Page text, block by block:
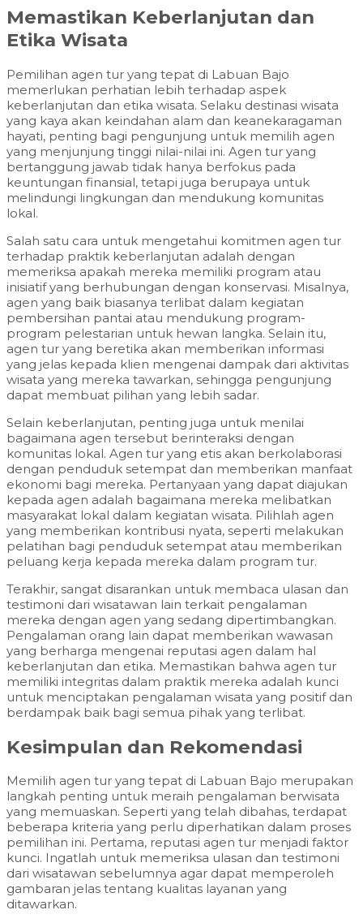
Memastikan Keberlanjutan dan
Etika Wisata
Pemilihan agen tur yang tepat di Labuan Bajo
memerlukan perhatian lebih terhadap aspek
keberlanjutan dan etika wisata. Selaku destinasi wisata
yang kaya akan keindahan alam dan keanekaragaman
hayati, penting bagi pengunjung untuk memilih agen
yang menjunjung tinggi nilai-nilai ini. Agen tur yang
bertanggung jawab tidak hanya berfokus pada
keuntungan finansial, tetapi juga berupaya untuk
melindungi lingkungan dan mendukung komunitas
lokal.
Salah satu cara untuk mengetahui komitmen agen tur
terhadap praktik keberlanjutan adalah dengan
memeriksa apakah mereka memiliki program atau
inisiatif yang berhubungan dengan konservasi. Misalnya,
agen yang baik biasanya terlibat dalam kegiatan
pembersihan pantai atau mendukung program-
program pelestarian untuk hewan langka. Selain itu,
agen tur yang beretika akan memberikan informasi
yang jelas kepada klien mengenai dampak dari aktivitas
wisata yang mereka tawarkan, sehingga pengunjung
dapat membuat pilihan yang lebih sadar.
Selain keberlanjutan, penting juga untuk menilai
bagaimana agen tersebut berinteraksi dengan
komunitas lokal. Agen tur yang etis akan berkolaborasi
dengan penduduk setempat dan memberikan manfaat
ekonomi bagi mereka. Pertanyaan yang dapat diajukan
kepada agen adalah bagaimana mereka melibatkan
masyarakat lokal dalam kegiatan wisata. Pilihlah agen
yang memberikan kontribusi nyata, seperti melakukan
pelatihan bagi penduduk setempat atau memberikan
peluang kerja kepada mereka dalam program tur.
Terakhir, sangat disarankan untuk membaca ulasan dan
testimoni dari wisatawan lain terkait pengalaman
mereka dengan agen yang sedang dipertimbangkan.
Pengalaman orang lain dapat memberikan wawasan
yang berharga mengenai reputasi agen dalam hal
keberlanjutan dan etika. Memastikan bahwa agen tur
memiliki integritas dalam praktik mereka adalah kunci
untuk menciptakan pengalaman wisata yang positif dan
berdampak baik bagi semua pihak yang terlibat.
Kesimpulan dan Rekomendasi
Memilih agen tur yang tepat di Labuan Bajo merupakan
langkah penting untuk meraih pengalaman berwisata
yang memuaskan. Seperti yang telah dibahas, terdapat
beberapa kriteria yang perlu diperhatikan dalam proses
pemilihan ini. Pertama, reputasi agen tur menjadi faktor
kunci. Ingatlah untuk memeriksa ulasan dan testimoni
dari wisatawan sebelumnya agar dapat memperoleh
gambaran jelas tentang kualitas layanan yang
ditawarkan.